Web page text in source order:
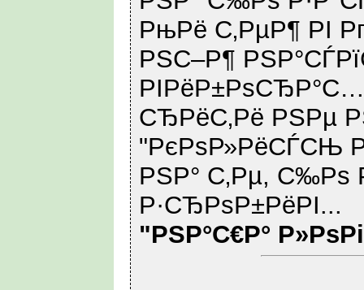
РњРё С‚РµР¶ РІ
РЅС–Р¶
СЂРёС‚Рё РЅРµ
"РєРѕР»РёСЃСЊ
РЅР° С‚Рµ, С‰Рѕ
Р·СЂРѕР±РёРІ...
"РЅР°С€Р°